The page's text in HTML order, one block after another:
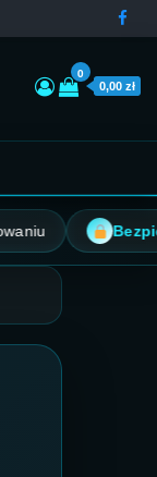
0
0,00 zł
Bezpieczne